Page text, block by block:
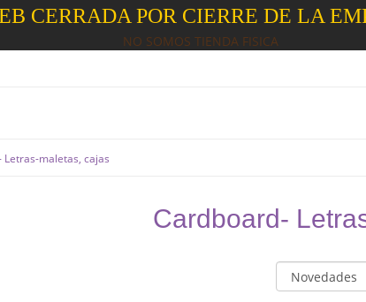
CERRADA POR CIERRE DE LA
NO SOMOS TIENDA FISICA
Letras-maletas, cajas
Cardboard-